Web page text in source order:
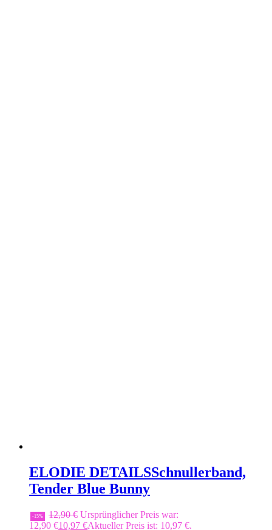
ELODIE DETAILSSchnullerband,
Tender Blue Bunny
-15% 12,90€ Ursprünglicher Preis war:
12,90 €10,97 €Aktueller Preis ist: 10,97 €.